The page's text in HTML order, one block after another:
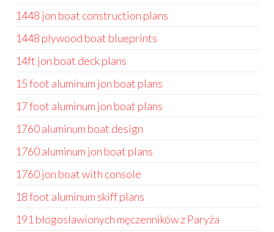
1448 jon boat construction plans
1448 plywood boat blueprints
14ft jon boat deck plans
15 foot aluminum jon boat plans
17 foot aluminum jon boat plans
1760 aluminum boat design
1760 aluminum jon boat plans
1760 jon boat with console
18 foot aluminum skiff plans
191 błogosławionych męczenników z Paryża